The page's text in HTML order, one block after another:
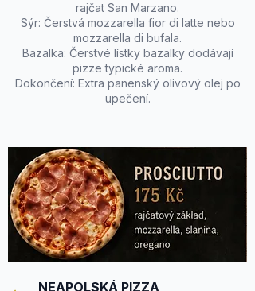
rajčat San Marzano.
Sýr: Čerstvá mozzarella fior di latte nebo
mozzarella di bufala.
Bazalka: Čerstvé lístky bazalky dodávají
pizze typické aroma.
Dokončení: Extra panenský olivový olej po
upečení.
NEAPOLSKÁ PIZZA